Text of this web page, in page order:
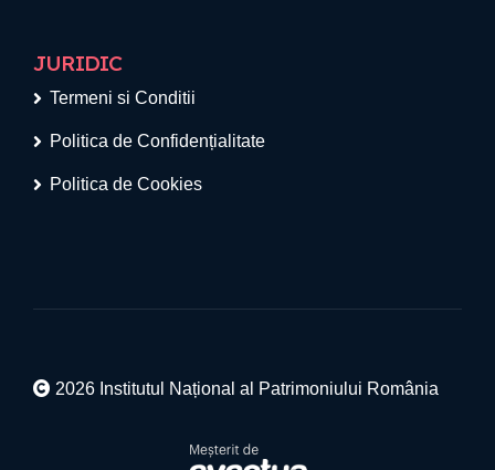
JURIDIC
Termeni si Conditii
Politica de Confidențialitate
Politica de Cookies
2026 Institutul Național al Patrimoniului România